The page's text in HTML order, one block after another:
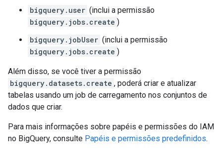
bigquery.user (inclui a permissão
bigquery.jobs.create )
bigquery.jobUser (inclui a permissão
bigquery.jobs.create )
Além disso, se você tiver a permissão
bigquery.datasets.create , poderá criar e atualizar
tabelas usando um job de carregamento nos conjuntos de
dados que criar.
Para mais informações sobre papéis e permissões do IAM
no BigQuery, consulte Papéis e permissões predefinidos.